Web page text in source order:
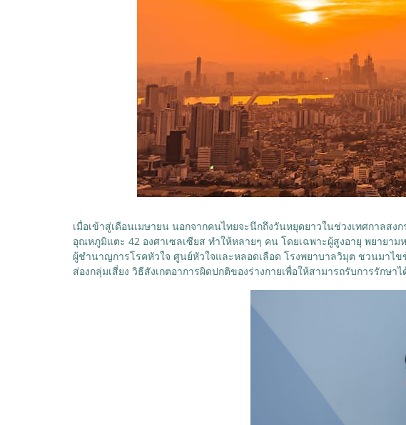
เมื่อเข้าสู่เดือนเมษายน นอกจากคนไทยจะนึกถึงวันหยุดยาวในช่วงเทศกาลส
อุณหภูมิแตะ 42 องศาเซลเซียส ทำให้หลายๆ คน โดยเฉพาะผู้สูงอายุ พยาย
ผู้ชำนาญการโรคหัวใจ ศูนย์หัวใจและหลอดเลือด โรงพยาบาลวิมุต ชวนมาไ
ส่องกลุ่มเสี่ยง วิธีสังเกตอาการผิดปกติของร่างกายเพื่อให้สามารถรับการรักษ